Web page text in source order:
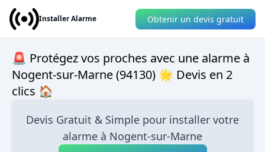
Installer Alarme Obtenir un devis gratuit
🚨 Protégez vos proches avec une alarme à
Nogent-sur-Marne (94130) 🌟 Devis en 2
clics 🏠
Devis Gratuit & Simple pour installer votre
alarme à Nogent-sur-Marne